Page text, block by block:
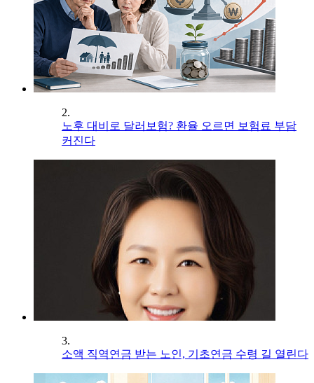
2.
노후 대비로 달러보험? 환율 오르면 보험료 부담
커진다
3.
소액 직역연금 받는 노인, 기초연금 수령 길 열린다